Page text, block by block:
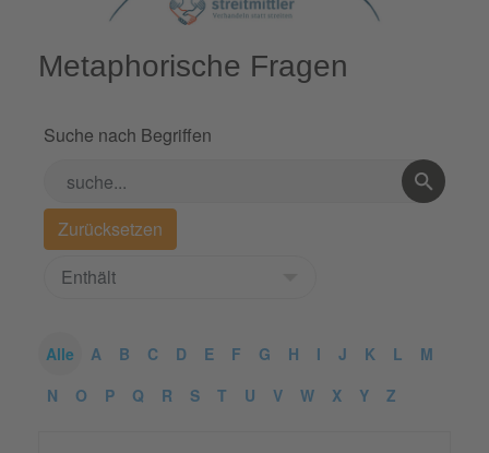
Metaphorische Fragen
Suche nach Begriffen
Alle A B C D E F G H I J K L
M
N
O P Q R S T U V W X Y Z